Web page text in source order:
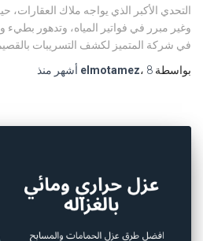
التحدي الأكبر الذي يواجه ملاك
وغير مبرر في فواتير المياه، وتدهور
في شركة المتميز لكشف التسريبات
بواسطة
elmotamez، 8 أشهر منذ